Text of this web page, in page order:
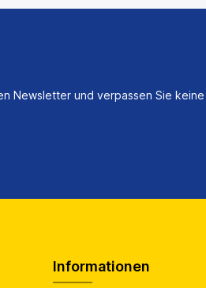
Newsletter und verpassen Sie
Informationen